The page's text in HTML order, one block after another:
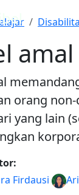
amal
orang
yang lain
Firdausi